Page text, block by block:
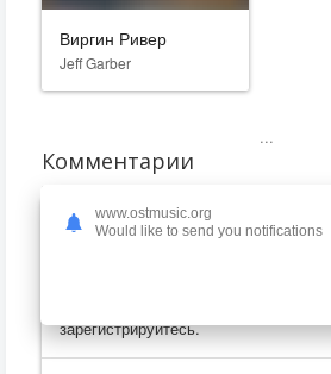
Виргин Ривер
Jeff Garber
...
Комментарии
оценивать, оставлять
. Пожалуйста, войдите
зарегистрируйтесь.
www.ostmusic.org
Would like to send you notifications